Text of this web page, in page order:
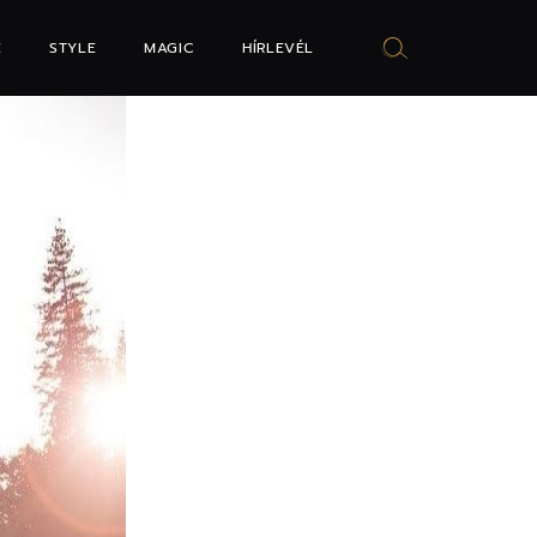
STYLE MAGIC HÍRLEVÉL